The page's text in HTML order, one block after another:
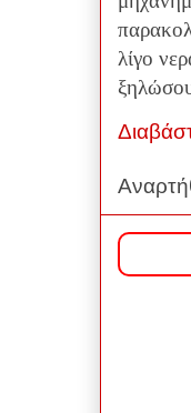
λίγο